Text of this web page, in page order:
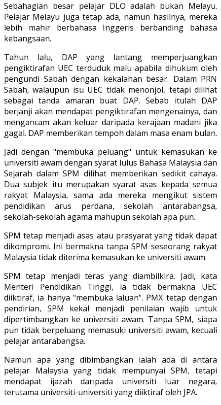
Sebahagian besar pelajar DLO adalah bukan Melayu.
Pelajar Melayu juga tetap ada, namun hasilnya, mereka
lebih mahir berbahasa Inggeris berbanding bahasa
kebangsaan.
Tahun lalu, DAP yang lantang memperjuangkan
pengiktirafan UEC terduduk malu apabila dihukum oleh
pengundi Sabah dengan kekalahan besar. Dalam PRN
Sabah, walaupun isu UEC tidak menonjol, tetapi dilihat
sebagai tanda amaran buat DAP. Sebab itulah DAP
berjanji akan mendapat pengiktirafan mengenainya, dan
mengancam akan keluar daripada kerajaan madani jika
gagal. DAP memberikan tempoh dalam masa enam bulan.
Jadi dengan "membuka peluang" untuk kemasukan ke
universiti awam dengan syarat lulus Bahasa Malaysia dan
Sejarah dalam SPM dilihat memberikan sedikit cahaya.
Dua subjek itu merupakan syarat asas kepada semua
rakyat Malaysia, sama ada mereka mengikut sistem
pendidikan arus perdana, sekolah antarabangsa,
sekolah-sekolah agama mahupun sekolah apa pun.
SPM tetap menjadi asas atau prasyarat yang tidak dapat
dikompromi. Ini bermakna tanpa SPM seseorang rakyat
Malaysia tidak diterima kemasukan ke universiti awam.
SPM tetap menjadi teras yang diambilkira. Jadi, kata
Menteri Pendidikan Tinggi, ia tidak bermakna UEC
diiktiraf, ia hanya "membuka laluan". PMX tetap dengan
pendirian, SPM kekal menjadi penilaian wajib untuk
dipertimbangkan ke universiti awam. Tanpa SPM, siapa
pun tidak berpeluang memasuki universiti awam, kecuali
pelajar antarabangsa.
Namun apa yang dibimbangkan ialah ada di antara
pelajar Malaysia yang tidak mempunyai SPM, tetapi
mendapat ijazah daripada universiti luar negara,
terutama universiti-universiti yang diiktiraf oleh JPA.